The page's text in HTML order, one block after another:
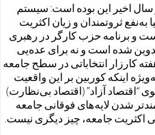
سال اخیر این بوده است: سیستم
به‌نفع ثروتمندان و زیان اکثریت
و برنامه حزب کارگر در رهبری
شده است و نه برای عده‌یی
کارزار انتخاباتی در سطح جامعه
اینکه کوربین بر این واقعیت
“اقتصاد آزاد” (اقتصاد بی‌نظارت)
شدن لایه‌های فوقانی جامعه
اکثریت جامعه، چیز دیگری نیست.